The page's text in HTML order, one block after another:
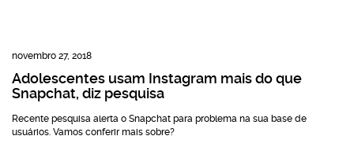
novembro 27, 2018
Adolescentes usam Instagram mais do que
Snapchat, diz pesquisa
Recente pesquisa alerta o Snapchat para problema na sua base de
usuários. Vamos conferir mais sobre?